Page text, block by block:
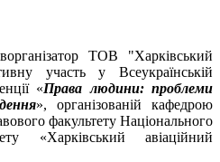
ТОВ "Харківський
участь у Всеукраїнській
«Права людини: проблеми
», організованій кафедрою
факультету Національного
«Харківський авіаційний